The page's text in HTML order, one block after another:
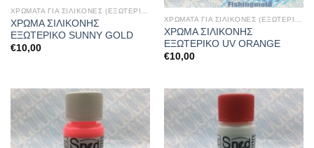
ΧΡΩΜΑ ΣΙΛΙΚΟΝΗΣ
ΕΞΩΤΕΡΙΚΟ SUNNY GOLD
€10,00
ΧΡΩΜΑ ΣΙΛΙΚΟΝΗΣ
ΕΞΩΤΕΡΙΚΟ UV ORANGE
€10,00